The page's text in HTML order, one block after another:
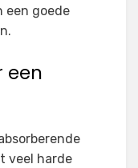
een goede
een
veel harde